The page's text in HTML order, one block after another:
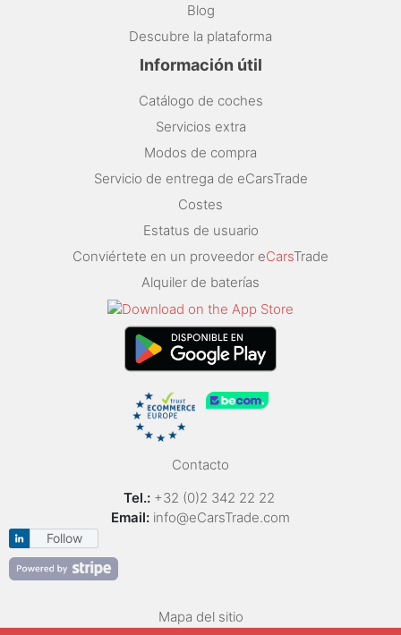
Blog
Descubre la plataforma
Información útil
Catálogo de coches
Servicios extra
Modos de compra
Servicio de entrega de eCarsTrade
Costes
Estatus de usuario
Conviértete en un proveedor eCarsTrade
Alquiler de baterías
Contacto
Tel.: +32 (0)2 342 22 22
Email: info@eCarsTrade.com
Follow
Mapa del sitio